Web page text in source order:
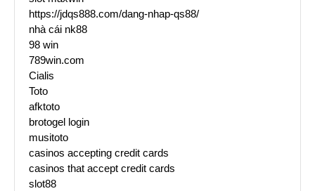
https://jdqs888.com/dang-nhap-qs88/
nhà cái nk88
98 win
789win.com
Cialis
Toto
afktoto
brotogel login
musitoto
casinos accepting credit cards
casinos that accept credit cards
slot88